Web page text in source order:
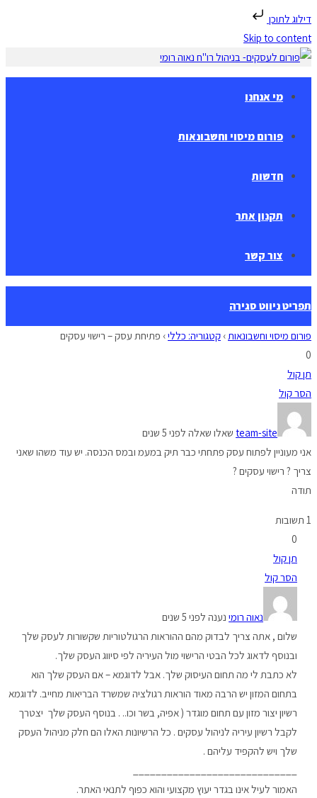
דילוג לתוכן
Skip to content
מי אנחנו
פורום מיסוי וחשבונאות
חדשות
תקנון אתר
צור קשר
תפריט ניווט סגירה
פורום מיסוי וחשבונאות› קטגוריה: כללי› פתיחת עסק – רישוי עסקים
0
תן קול
הסר קול
team-site שאלו שאלה לפני 5 שנים
אני מעוניין לפתוח עסק פתחתי כבר תיק במעמ ובמס הכנסה. יש עוד משהו שאני
צריך ? רישוי עסקים ?
תודה
1 תשובות
0
תן קול
הסר קול
נאוה רומי נענה לפני 5 שנים
שלום , אתה צריך לבדוק מהם ההוראות הרגולטוריות שקשורות לעסק שלך
ובנוסף לדאוג לכל הבטי הרישוי מול העיריה לפי סיווג העסק שלך.
לא כתבת לי מה תחום העיסוק שלך. אבל לדוגמא – אם העסק שלך הוא
בתחום המזון יש הרבה מאוד הוראות רגולציה שמשרד הבריאות מחייב. לדוגמא
רשיון יצור מזון עם תחום מוגדר ( אפיה, בשר וכו.. . בנוסף העסק שלך יצטרך
לקבל רשיון עיריה לניהול עסקים . כל הרשיונות האלו הם חלק מניהול העסק
שלך ויש להקפיד עליהם .
האמור לעיל אינו בגדר יעוץ מקצועי והוא כפוף לתנאי האתר.